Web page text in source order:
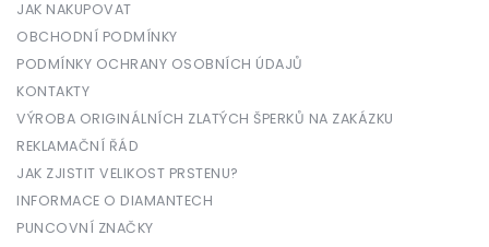
JAK NAKUPOVAT
OBCHODNÍ PODMÍNKY
PODMÍNKY OCHRANY OSOBNÍCH ÚDAJŮ
KONTAKTY
VÝROBA ORIGINÁLNÍCH ZLATÝCH ŠPERKŮ NA ZAKÁZKU
REKLAMAČNÍ ŘÁD
JAK ZJISTIT VELIKOST PRSTENU?
INFORMACE O DIAMANTECH
PUNCOVNÍ ZNAČKY